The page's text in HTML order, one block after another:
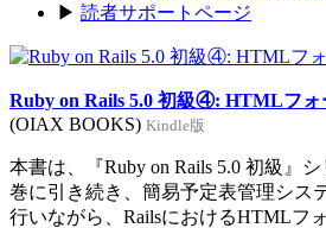
▶ 読者サポートページ
Ruby on Rails 5.0 初級④: HTMLフォ
(OIAX BOOKS) Kindle版
本書は、『Ruby on Rails 5.0 初級』
巻に引き続き、簡易予定表管理シス
行いながら、RailsにおけるHTMLフ